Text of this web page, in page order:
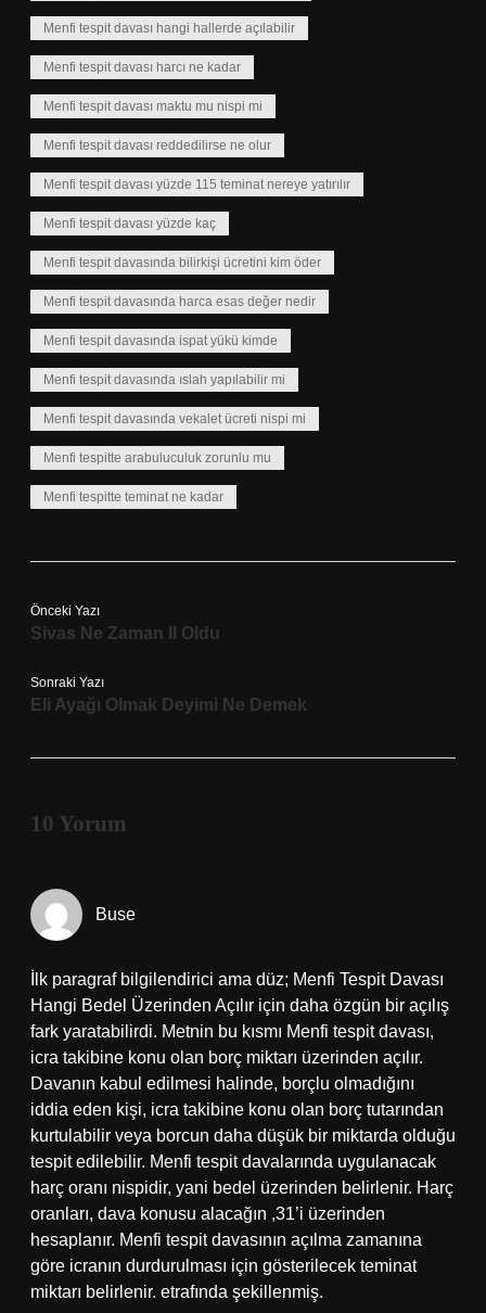
Menfi tespit davası hangi hallerde açılabilir
Menfi tespit davası harcı ne kadar
Menfi tespit davası maktu mu nispi mi
Menfi tespit davası reddedilirse ne olur
Menfi tespit davası yüzde 115 teminat nereye yatırılır
Menfi tespit davası yüzde kaç
Menfi tespit davasında bilirkişi ücretini kim öder
Menfi tespit davasında harca esas değer nedir
Menfi tespit davasında ispat yükü kimde
Menfi tespit davasında ıslah yapılabilir mi
Menfi tespit davasında vekalet ücreti nispi mi
Menfi tespitte arabuluculuk zorunlu mu
Menfi tespitte teminat ne kadar
Önceki Yazı
Sivas Ne Zaman Il Oldu
Sonraki Yazı
Eli Ayağı Olmak Deyimi Ne Demek
10 Yorum
Buse
İlk paragraf bilgilendirici ama düz; Menfi Tespit Davası
Hangi Bedel Üzerinden Açılır için daha özgün bir açılış
fark yaratabilirdi. Metnin bu kısmı Menfi tespit davası,
icra takibine konu olan borç miktarı üzerinden açılır.
Davanın kabul edilmesi halinde, borçlu olmadığını
iddia eden kişi, icra takibine konu olan borç tutarından
kurtulabilir veya borcun daha düşük bir miktarda olduğu
tespit edilebilir. Menfi tespit davalarında uygulanacak
harç oranı nispidir, yani bedel üzerinden belirlenir. Harç
oranları, dava konusu alacağın ,31’i üzerinden
hesaplanır. Menfi tespit davasının açılma zamanına
göre icranın durdurulması için gösterilecek teminat
miktarı belirlenir. etrafında şekillenmiş.